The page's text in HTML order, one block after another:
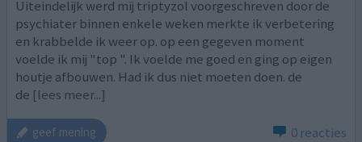
Uiteindelijk werd mij triptyzol voorgeschreven door de
psychiater binnen enkele weken merkte ik verbetering
en krabbelde ik weer op. op een gegeven moment
voelde ik mij "top ". Ik voelde me goed en ging op eigen
houtje afbouwen. Had ik dus niet moeten doen. de
de [lees meer...]
geef mening 0 reacties